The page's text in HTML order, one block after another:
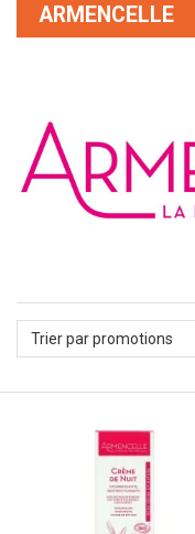
ARMENCELLE
Trier par promotions